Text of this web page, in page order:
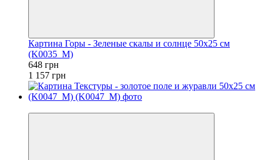
Картина Горы - Зеленые скалы и солнце 50x25 см
(K0035_M)
648 грн
1 157 грн